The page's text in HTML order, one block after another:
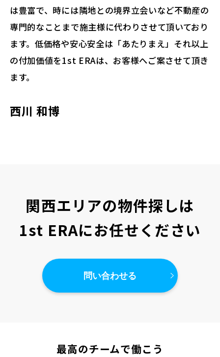
は豊富で、時には隣地との境界立会いなど不動産の
専門的なことまで施主様に代わりさせて頂いており
ます。低価格や安心安全は「あたりまえ」それ以上
の付加価値を1st ERAは、お客様へご案させて頂き
ます。
西川 和博
関西エリアの物件探しは
1st ERAにお任せください
問い合わせる
最高のチームで働こう